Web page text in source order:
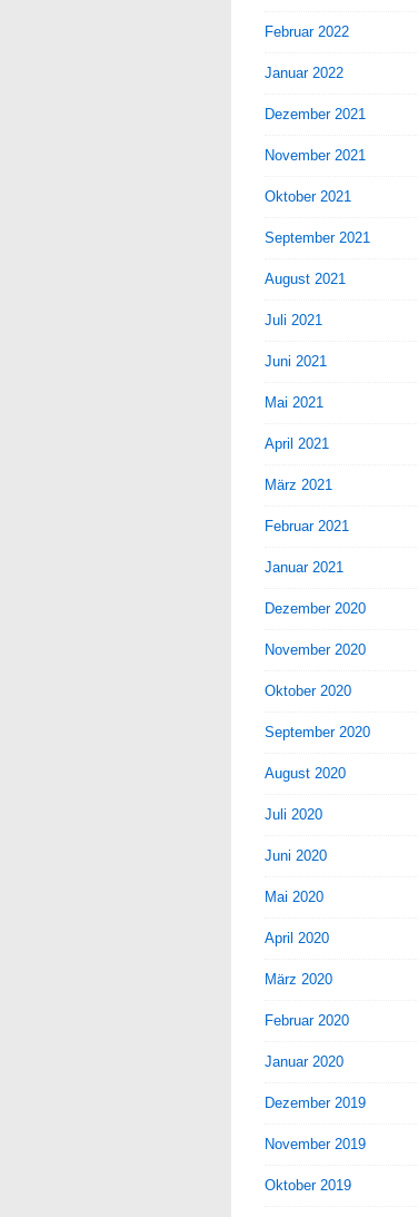
Februar 2022
Januar 2022
Dezember 2021
November 2021
Oktober 2021
September 2021
August 2021
Juli 2021
Juni 2021
Mai 2021
April 2021
März 2021
Februar 2021
Januar 2021
Dezember 2020
November 2020
Oktober 2020
September 2020
August 2020
Juli 2020
Juni 2020
Mai 2020
April 2020
März 2020
Februar 2020
Januar 2020
Dezember 2019
November 2019
Oktober 2019